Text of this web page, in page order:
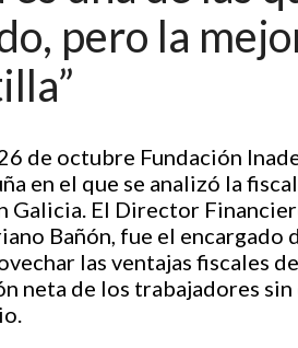
pero la
de octubre Fundación
en el que se analizó la
Galicia. El Director
Bañón, fue el encargado
las ventajas fiscales
neta de los trabajadores sin